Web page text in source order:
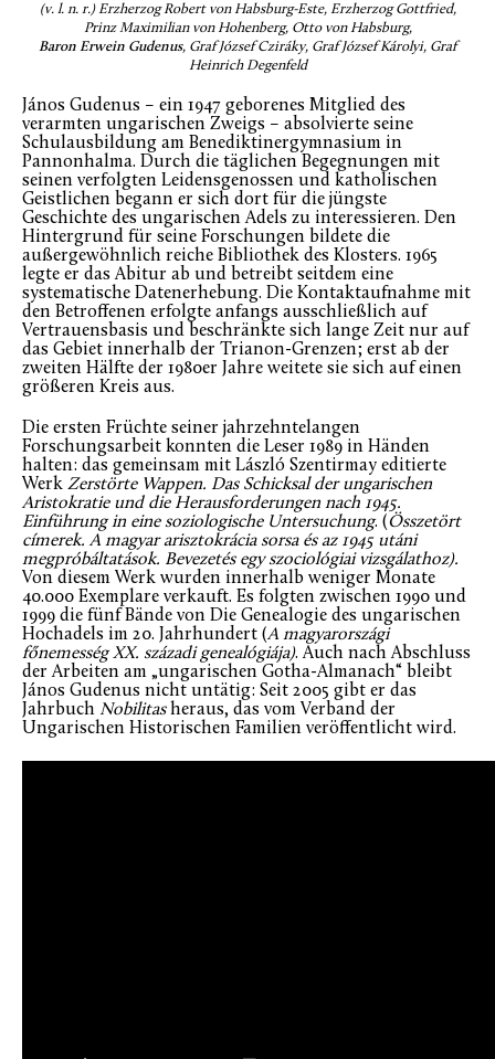
(v. l. n. r.) Erzherzog Robert von Habsburg-Este, Erzherzog Gottfried,
Prinz Maximilian von Hohenberg, Otto von Habsburg,
Baron Erwein Gudenus, Graf József Cziráky, Graf József Károlyi, Graf
Heinrich Degenfeld
János Gudenus – ein 1947 geborenes Mitglied des
verarmten ungarischen Zweigs – absolvierte seine
Schulausbildung am Benediktinergymnasium in
Pannonhalma. Durch die täglichen Begegnungen mit
seinen verfolgten Leidensgenossen und katholischen
Geistlichen begann er sich dort für die jüngste
Geschichte des ungarischen Adels zu interessieren. Den
Hintergrund für seine Forschungen bildete die
außergewöhnlich reiche Bibliothek des Klosters. 1965
legte er das Abitur ab und betreibt seitdem eine
systematische Datenerhebung. Die Kontaktaufnahme mit
den Betroffenen erfolgte anfangs ausschließlich auf
Vertrauensbasis und beschränkte sich lange Zeit nur auf
das Gebiet innerhalb der Trianon-Grenzen; erst ab der
zweiten Hälfte der 1980er Jahre weitete sie sich auf einen
größeren Kreis aus.
Die ersten Früchte seiner jahrzehntelangen
Forschungsarbeit konnten die Leser 1989 in Händen
halten: das gemeinsam mit László Szentirmay editierte
Werk Zerstörte Wappen. Das Schicksal der ungarischen
Aristokratie und die Herausforderungen nach 1945.
Einführung in eine soziologische Untersuchung. (Összetört
címerek. A magyar arisztokrácia sorsa és az 1945 utáni
megpróbáltatások. Bevezetés egy szociológiai vizsgálathoz).
Von diesem Werk wurden innerhalb weniger Monate
40.000 Exemplare verkauft. Es folgten zwischen 1990 und
1999 die fünf Bände von Die Genealogie des ungarischen
Hochadels im 20. Jahrhundert (A magyarországi
főnemesség XX. századi genealógiája). Auch nach Abschluss
der Arbeiten am „ungarischen Gotha-Almanach“ bleibt
János Gudenus nicht untätig: Seit 2005 gibt er das
Jahrbuch Nobilitasheraus, das vom Verband der
Ungarischen Historischen Familien veröffentlicht wird.